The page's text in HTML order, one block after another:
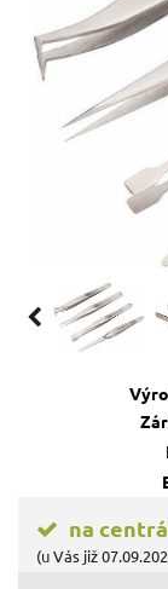
na
(u Vás již